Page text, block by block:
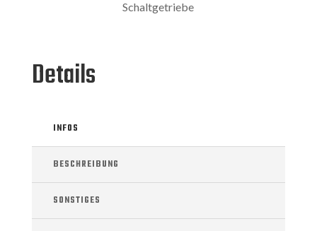
Schaltgetriebe
Details
INFOS
BESCHREIBUNG
SONSTIGES